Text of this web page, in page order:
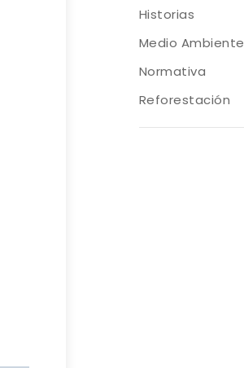
Historias
Medio Ambiente
Normativa
Reforestación